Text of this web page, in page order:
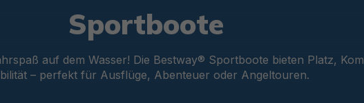
Sportboote
auf dem Wasser! Die Bestway® Sportboote bieten Platz,
– perfekt für Ausflüge, Abenteuer oder Angeltouren.